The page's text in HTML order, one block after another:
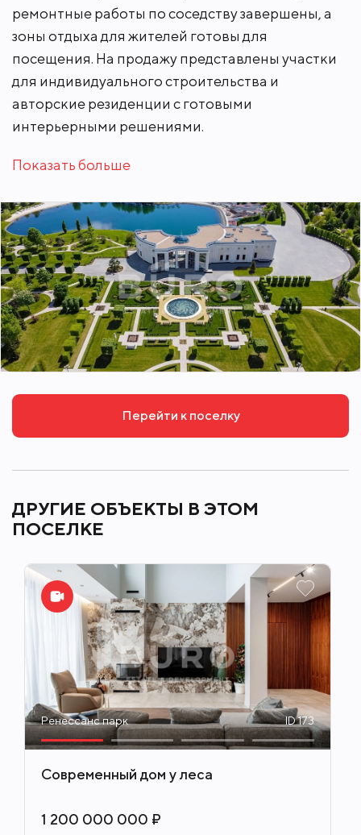
ремонтные работы по соседству завершены, а
зоны отдыха для жителей готовы для
посещения. На продажу представлены участки
для индивидуального строительства и
авторские резиденции с готовыми
интерьерными решениями.
Показать больше
Перейти к поселку
ДРУГИЕ ОБЪЕКТЫ В ЭТОМ
ПОСЕЛКЕ
Ренессанс парк ID 173
Современный дом у леса
1 200 000 000 ₽